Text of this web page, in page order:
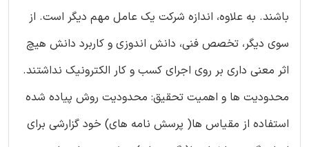
باشند. به علاوه، اندازه شرکت یک عامل مهم دیگر است. از
سوی دیگر، تخصص فنی، دانش اندوزی و کاربرد دانش هیچ
اثر معنی داری بر روی اجرای کسب و کار الکترونیک نداشتند.
محدودیت ها و اهمیت تحقیق: محدودیت روش پیاده شده
استفاده از مقیاس ها( پرسش نامه های) خود گزارشی برای